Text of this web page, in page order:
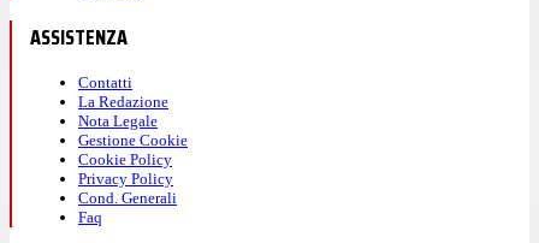
ASSISTENZA
Contatti
La Redazione
Nota Legale
Gestione Cookie
Cookie Policy
Privacy Policy
Cond. Generali
Faq